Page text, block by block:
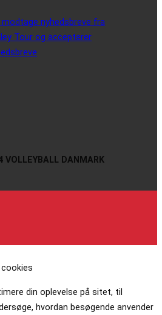
modtage nyhedsbreve fra
Tour og accepterer
VOLLEYBALL DANMARK
cookies
din oplevelse på sitet, til
hvordan besøgende anvender